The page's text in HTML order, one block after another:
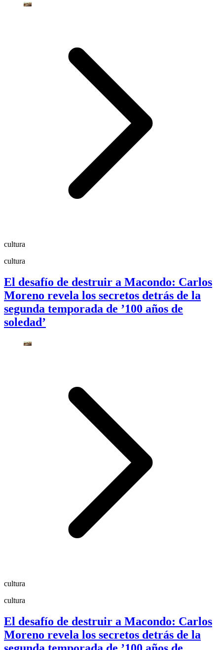
cultura
cultura
El desafío de destruir a Macondo: Carlos
Moreno revela los secretos detrás de la
segunda temporada de ’100 años de
soledad’
cultura
cultura
El desafío de destruir a Macondo: Carlos
Moreno revela los secretos detrás de la